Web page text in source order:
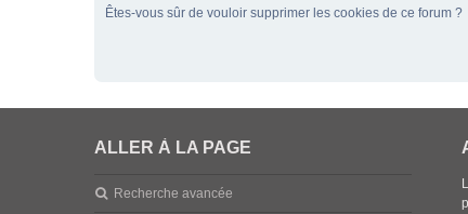
Êtes-vous sûr de vouloir supprimer les cookies de ce forum ?
ALLER À LA PAGE
Recherche avancée